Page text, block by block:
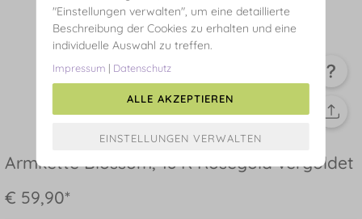
Armkette Blossom, 18 K Rosegold vergoldet
€ 59,90*
"Einstellungen verwalten", um eine detaillierte
Beschreibung der Cookies zu erhalten und eine
individuelle Auswahl zu treffen.
Impressum | Datenschutz
ALLE AKZEPTIEREN